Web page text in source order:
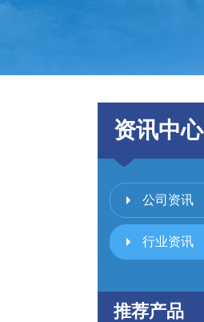
资讯中心
公司资讯
行业资讯
推荐产品